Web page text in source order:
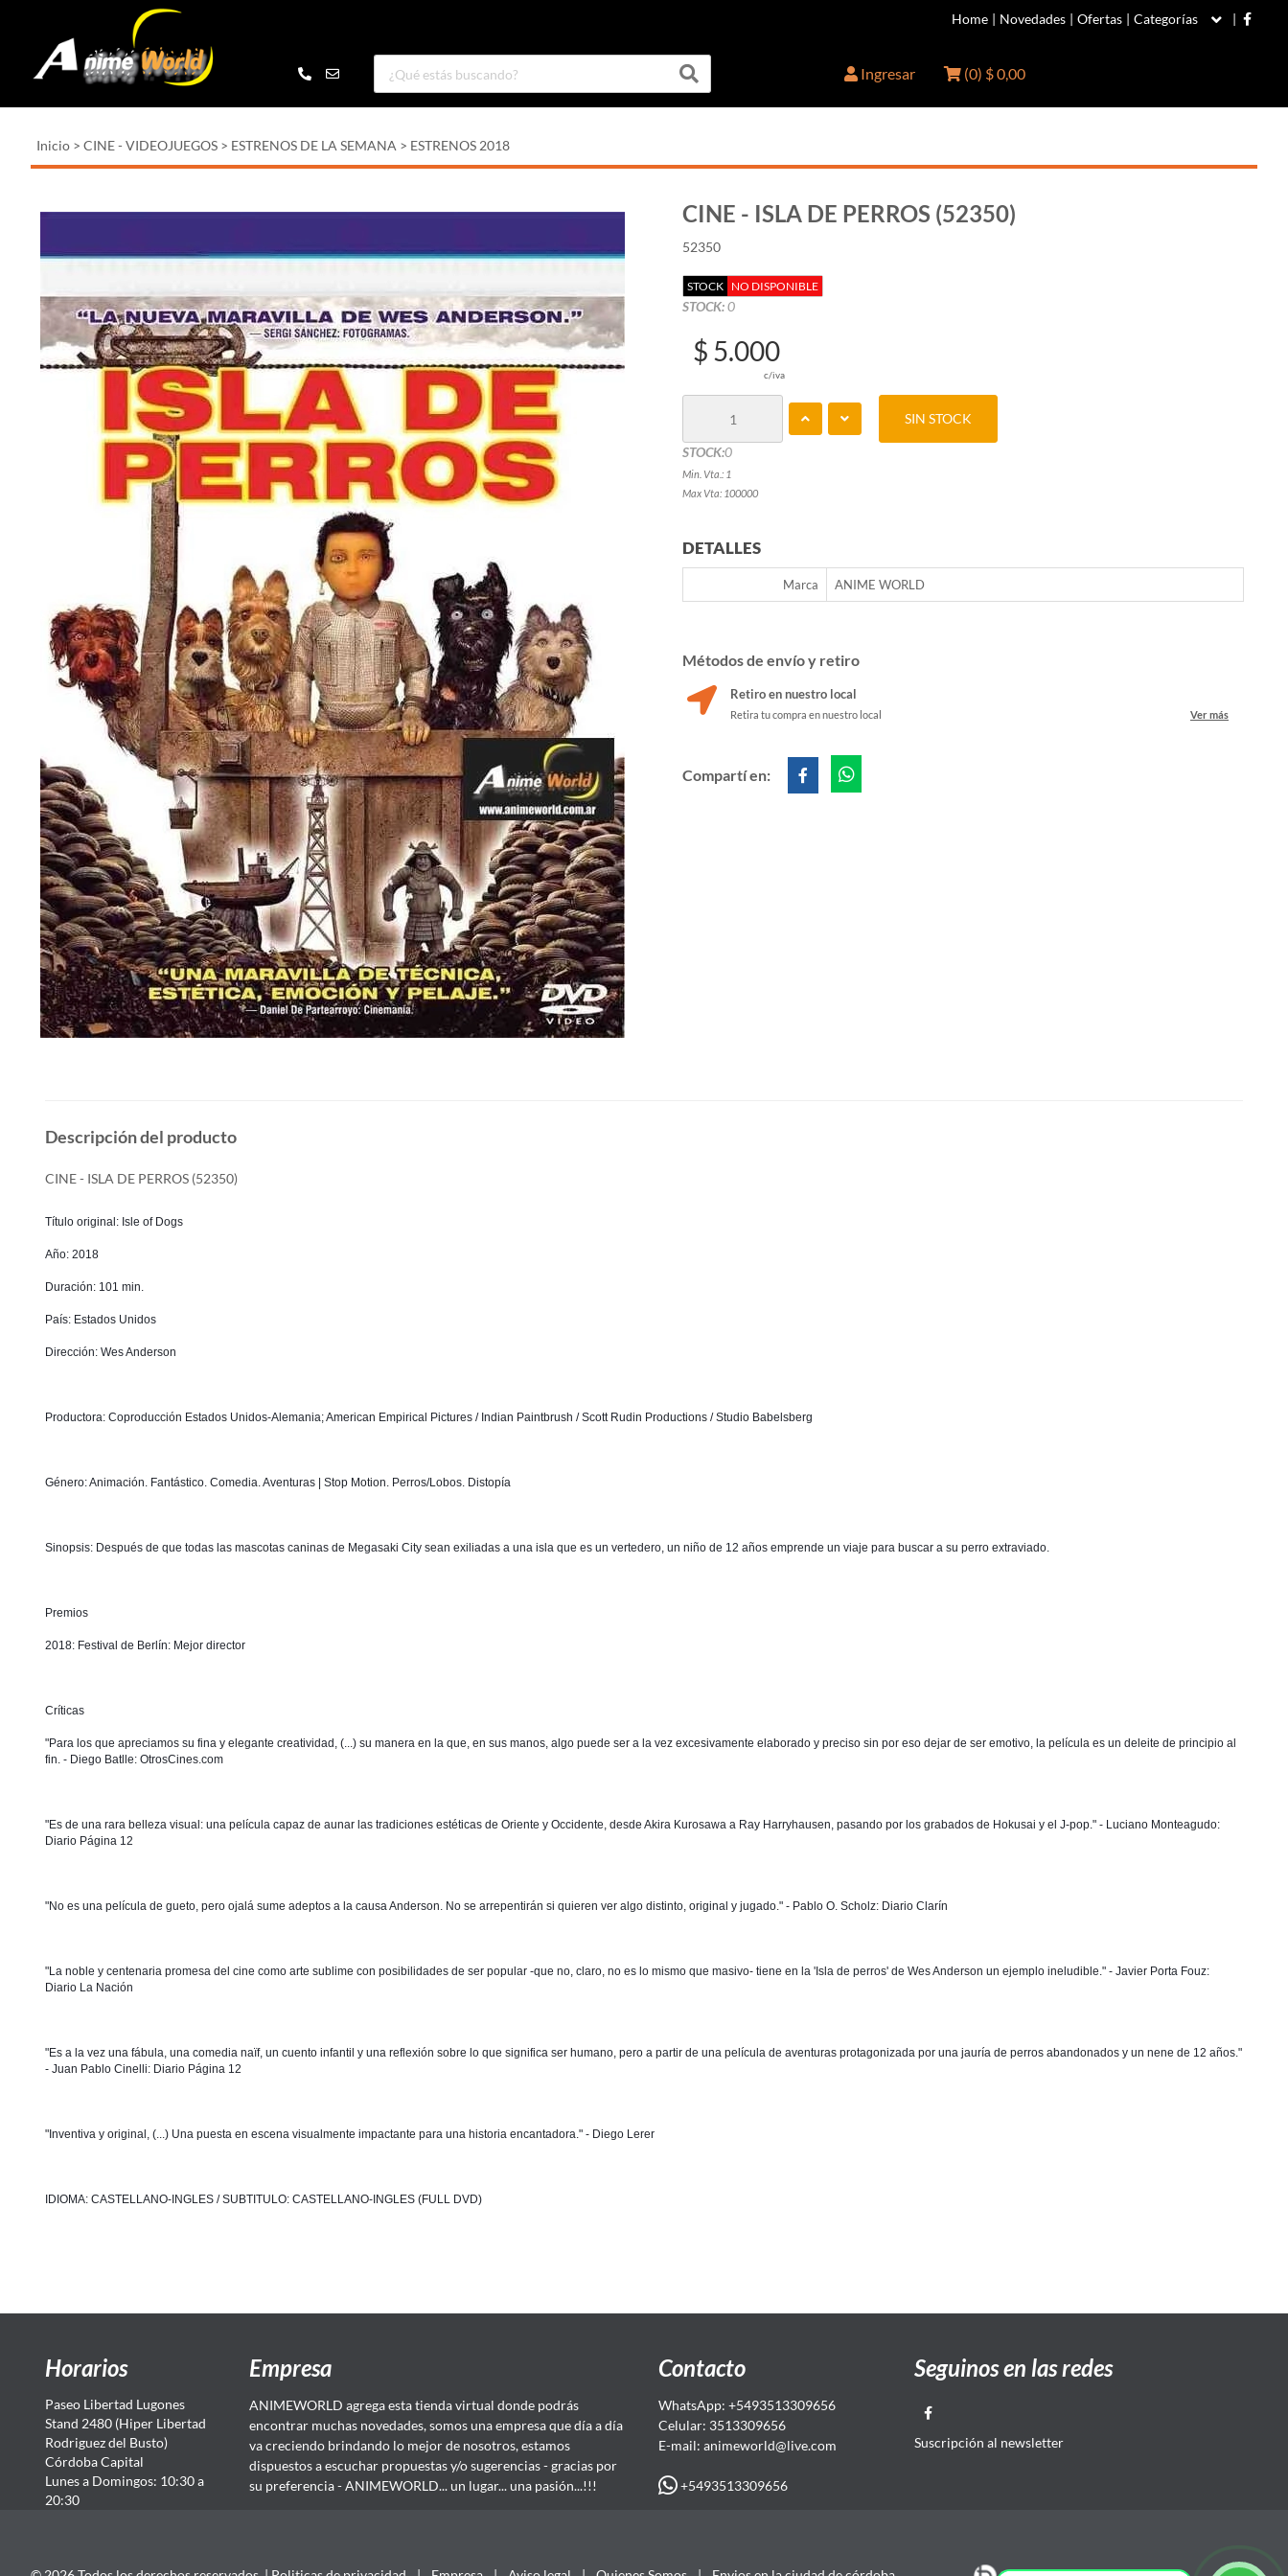
Home | Novedades | Ofertas | Categorías |
Ingresar (0) $ 0,00
Inicio > CINE - VIDEOJUEGOS > ESTRENOS DE LA SEMANA > ESTRENOS 2018
CINE - ISLA DE PERROS (52350)
52350
STOCK NO DISPONIBLE
STOCK:0
$ 5.000
c/iva
STOCK:0
Min. Vta.: 1
Max Vta: 100000
SIN STOCK
DETALLES
Marca ANIME WORLD
Métodos de envío y retiro
Retiro en nuestro local
Retira tu compra en nuestro local Ver más
Compartí en:
Descripción del producto
CINE - ISLA DE PERROS (52350)
Título original: Isle of Dogs
Año: 2018
Duración: 101 min.
País: Estados Unidos
Dirección: Wes Anderson
Productora: Coproducción Estados Unidos-Alemania; American Empirical Pictures / Indian Paintbrush / Scott Rudin Productions / Studio Babelsberg
Género: Animación. Fantástico. Comedia. Aventuras | Stop Motion. Perros/Lobos. Distopía
Sinopsis: Después de que todas las mascotas caninas de Megasaki City sean exiliadas a una isla que es un vertedero, un niño de 12 años emprende un viaje para buscar a su perro extraviado.
Premios
2018: Festival de Berlín: Mejor director
Críticas
"Para los que apreciamos su fina y elegante creatividad, (...) su manera en la que, en sus manos, algo puede ser a la vez excesivamente elaborado y preciso sin por eso dejar de ser emotivo, la película es un deleite de principio al
fin. - Diego Batlle: OtrosCines.com
"Es de una rara belleza visual: una película capaz de aunar las tradiciones estéticas de Oriente y Occidente, desde Akira Kurosawa a Ray Harryhausen, pasando por los grabados de Hokusai y el J-pop." - Luciano Monteagudo:
Diario Página 12
"No es una película de gueto, pero ojalá sume adeptos a la causa Anderson. No se arrepentirán si quieren ver algo distinto, original y jugado." - Pablo O. Scholz: Diario Clarín
"La noble y centenaria promesa del cine como arte sublime con posibilidades de ser popular -que no, claro, no es lo mismo que masivo- tiene en la 'Isla de perros' de Wes Anderson un ejemplo ineludible." - Javier Porta Fouz:
Diario La Nación
"Es a la vez una fábula, una comedia naïf, un cuento infantil y una reflexión sobre lo que significa ser humano, pero a partir de una película de aventuras protagonizada por una jauría de perros abandonados y un nene de 12 años."
- Juan Pablo Cinelli: Diario Página 12
"Inventiva y original, (...) Una puesta en escena visualmente impactante para una historia encantadora." - Diego Lerer
IDIOMA: CASTELLANO-INGLES / SUBTITULO: CASTELLANO-INGLES (FULL DVD)
Horarios
Paseo Libertad Lugones
Stand 2480 (Hiper Libertad
Rodriguez del Busto)
Córdoba Capital
Lunes a Domingos: 10:30 a
20:30
Empresa
ANIMEWORLD agrega esta tienda virtual donde podrás
encontrar muchas novedades, somos una empresa que día a día
va creciendo brindando lo mejor de nosotros, estamos
dispuestos a escuchar propuestas y/o sugerencias - gracias por
su preferencia - ANIMEWORLD... un lugar... una pasión...!!!
Contacto
WhatsApp: +5493513309656
Celular: 3513309656
E-mail: animeworld@live.com
+5493513309656
Seguinos en las redes
Suscripción al newsletter